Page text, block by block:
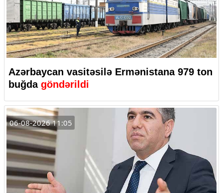
Azərbaycan vasitəsilə Ermənistana 979 ton
buğda göndərildi
06-08-2026 11:05